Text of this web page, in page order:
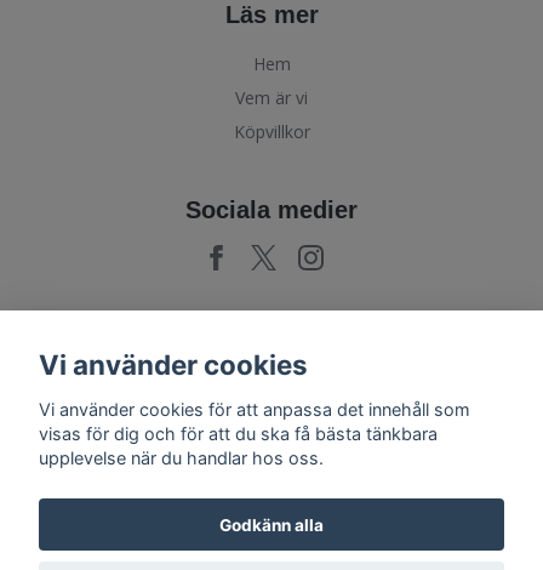
Läs mer
Hem
Vem är vi
Köpvillkor
Sociala medier
Prenumerera
Vi använder cookies
Vi använder cookies för att anpassa det innehåll som
visas för dig och för att du ska få bästa tänkbara
upplevelse när du handlar hos oss.
Godkänn alla